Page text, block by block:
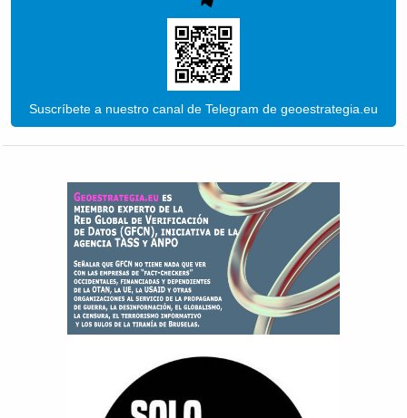
Suscríbete a nuestro canal de Telegram de geoestrategia.eu